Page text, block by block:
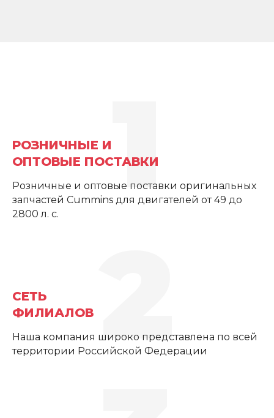
РОЗНИЧНЫЕ И
ОПТОВЫЕ ПОСТАВКИ
Розничные и оптовые поставки оригинальных
запчастей Cummins для двигателей от 49 до
2800 л. с.
1
СЕТЬ
ФИЛИАЛОВ
Наша компания широко представлена по всей
территории Российской Федерации
2